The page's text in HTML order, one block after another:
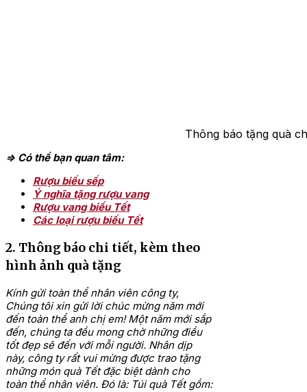
Thông báo tặng quà
=> Có thể bạn quan tâm:
Rượu biếu sếp
Ý nghĩa tặng rượu vang
Rượu vang biếu Tết
Các loại rượu biếu Tết
2. Thông báo chi tiết, kèm theo
hình ảnh quà tặng
Kính gửi toàn thể nhân viên công ty,
Chúng tôi xin gửi lời chúc mừng năm mới
đến toàn thể anh chị em! Một năm mới sắp
đến, chúng ta đều mong chờ những điều
tốt đẹp sẽ đến với mỗi người. Nhân dịp
này, công ty rất vui mừng được trao tặng
những món quà Tết đặc biệt dành cho
toàn thể nhân viên. Đó là: Túi quà Tết gồm: